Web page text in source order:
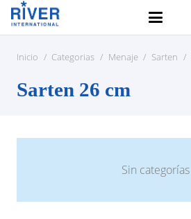
Inicio / Categorias / Menaje / Sarten /
Sarten 26 cm
Sin categorías